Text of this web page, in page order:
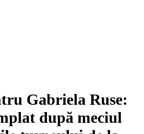
Gabriela Ruse:
după meciul